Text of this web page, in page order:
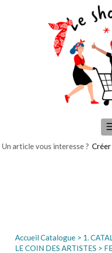
Un article vous interesse ?
Accueil Catalogue > 1.
LE COIN DES ARTISTES >
Panneau de gestion des cookies